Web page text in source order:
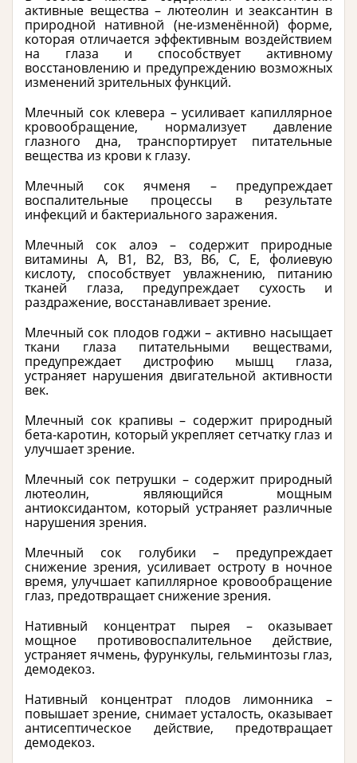
активные вещества – лютеолин и зеаксантин в
природной нативной (не-изменённой) форме,
которая отличается эффективным воздействием
на глаза и способствует активному
восстановлению и предупреждению возможных
изменений зрительных функций.
Млечный сок клевера – усиливает капиллярное
кровообращение, нормализует давление
глазного дна, транспортирует питательные
вещества из крови к глазу.
Млечный сок ячменя – предупреждает
воспалительные процессы в результате
инфекций и бактериального заражения.
Млечный сок алоэ – содержит природные
витамины А, В1, В2, В3, В6, С, Е, фолиевую
кислоту, способствует увлажнению, питанию
тканей глаза, предупреждает сухость и
раздражение, восстанавливает зрение.
Млечный сок плодов годжи – активно насыщает
ткани глаза питательными веществами,
предупреждает дистрофию мышц глаза,
устраняет нарушения двигательной активности
век.
Млечный сок крапивы – содержит природный
бета-каротин, который укрепляет сетчатку глаз и
улучшает зрение.
Млечный сок петрушки – содержит природный
лютеолин, являющийся мощным
антиоксидантом, который устраняет различные
нарушения зрения.
Млечный сок голубики – предупреждает
снижение зрения, усиливает остроту в ночное
время, улучшает капиллярное кровообращение
глаз, предотвращает снижение зрения.
Нативный концентрат пырея – оказывает
мощное противовоспалительное действие,
устраняет ячмень, фурункулы, гельминтозы глаз,
демодекоз.
Нативный концентрат плодов лимонника –
повышает зрение, снимает усталость, оказывает
антисептическое действие, предотвращает
демодекоз.